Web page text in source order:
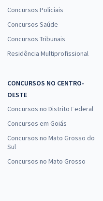
Concursos Policiais
Concursos Saúde
Concursos Tribunais
Residência Multiprofissional
CONCURSOS NO CENTRO-
OESTE
Concursos no Distrito Federal
Concursos em Goiás
Concursos no Mato Grosso do
Sul
Concursos no Mato Grosso